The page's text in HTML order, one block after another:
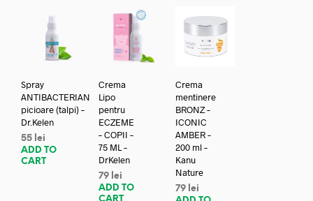
Spray
ANTIBACTERIAN
picioare (talpi) –
Dr.Kelen
55 lei
ADD TO
CART
Crema
Lipo
pentru
ECZEME
– COPII –
75 ML –
DrKelen
79 lei
ADD TO
CART
Crema
mentinere
BRONZ –
ICONIC
AMBER –
200 ml –
Kanu
Nature
79 lei